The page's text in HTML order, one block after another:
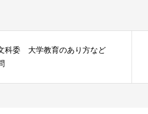
科委 大学教育のあり方など